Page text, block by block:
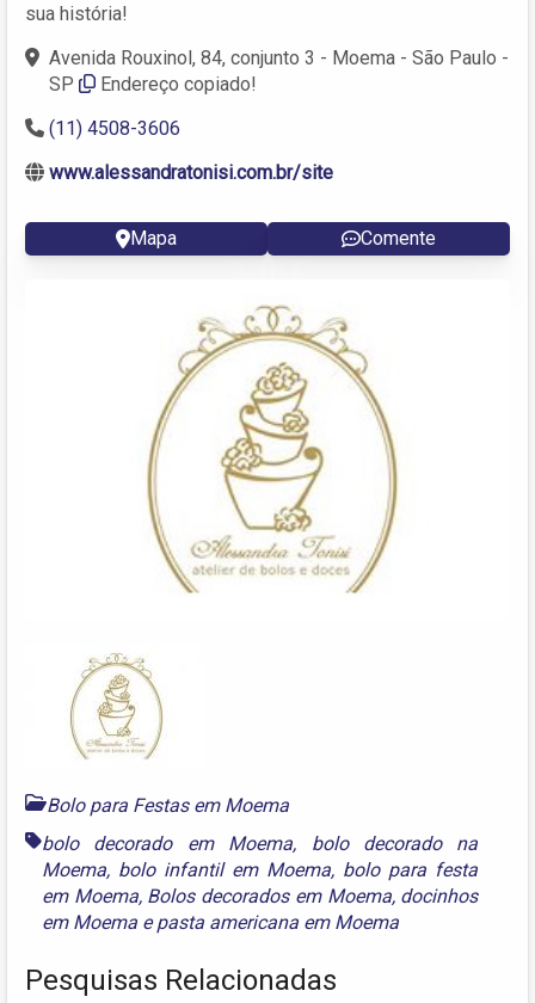
sua história!
Avenida Rouxinol, 84, conjunto 3 - Moema - São Paulo -
SP
Endereço copiado!
(11) 4508-3606
www.alessandratonisi.com.br/site
Mapa Comente
Bolo para Festas em Moema
bolo decorado em Moema, bolo decorado na
Moema, bolo infantil em Moema, bolo para festa
em Moema, Bolos decorados em Moema, docinhos
em Moema epasta americana em Moema
Pesquisas Relacionadas